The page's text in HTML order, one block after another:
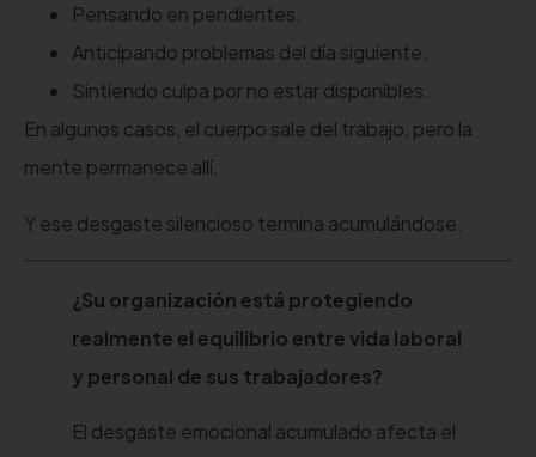
Pensando en pendientes.
Anticipando problemas del día siguiente.
Sintiendo culpa por no estar disponibles.
En algunos casos, el cuerpo sale del trabajo, pero la
mente permanece allí.
Y ese desgaste silencioso termina acumulándose.
¿Su organización está protegiendo
realmente el equilibrio entre vida laboral
y personal de sus trabajadores?
El desgaste emocional acumulado afecta el